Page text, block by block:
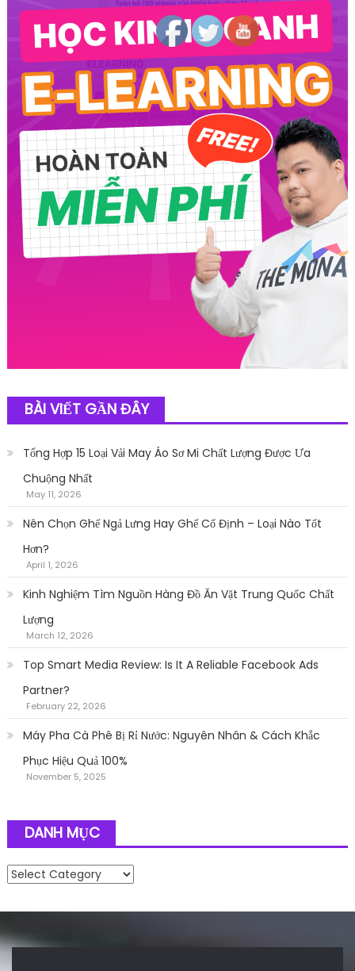
BÀI VIẾT GẦN ĐÂY
Tổng Hợp 15 Loại Vải May Áo Sơ Mi Chất Lượng Được Ưa
Chuộng Nhất
May 11, 2026
Nên Chọn Ghế Ngả Lưng Hay Ghế Cố Định – Loại Nào Tốt
Hơn?
April 1, 2026
Kinh Nghiệm Tìm Nguồn Hàng Đồ Ăn Vặt Trung Quốc Chất
Lượng
March 12, 2026
Top Smart Media Review: Is It A Reliable Facebook Ads
Partner?
February 22, 2026
Máy Pha Cà Phê Bị Rỉ Nước: Nguyên Nhân & Cách Khắc
Phục Hiệu Quả 100%
November 5, 2025
DANH MỤC
Danh mục